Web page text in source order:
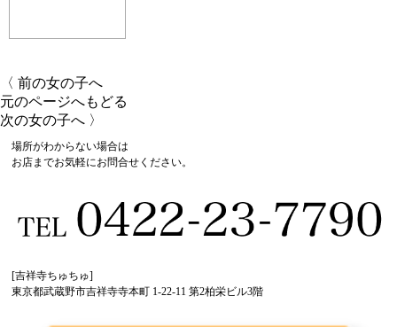
〈 前の女の子へ
元のページへもどる
次の女の子へ 〉
場所がわからない場合は
お店までお気軽にお問合せください。
[吉祥寺ちゅちゅ]
東京都武蔵野市吉祥寺寺本町 1-22-11 第2柏栄ビル3階